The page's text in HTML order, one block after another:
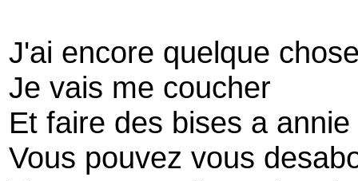
J'ai encore quelque
Je vais me coucher
Et faire des bises a annie
Vous pouvez vous